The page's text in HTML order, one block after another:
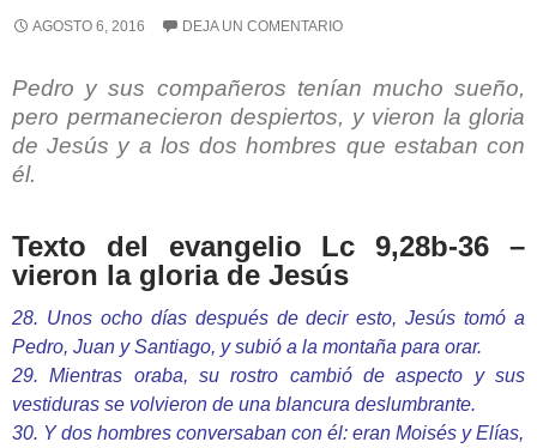
AGOSTO 6, 2016 DEJA UN COMENTARIO
Pedro y sus compañeros tenían mucho sueño,
pero permanecieron despiertos, y vieron la gloria
de Jesús y a los dos hombres que estaban con
él.
Texto del evangelio Lc 9,28b-36 –
vieron la gloria de Jesús
28. Unos ocho días después de decir esto, Jesús tomó a
Pedro, Juan y Santiago, y subió a la montaña para orar.
29. Mientras oraba, su rostro cambió de aspecto y sus
vestiduras se volvieron de una blancura deslumbrante.
30. Y dos hombres conversaban con él: eran Moisés y Elías,